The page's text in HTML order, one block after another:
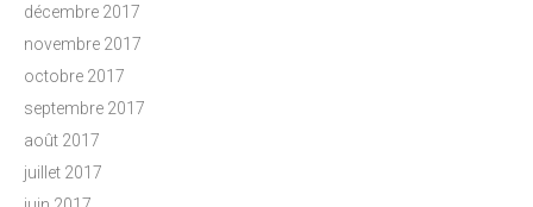
décembre 2017
novembre 2017
octobre 2017
septembre 2017
août 2017
juillet 2017